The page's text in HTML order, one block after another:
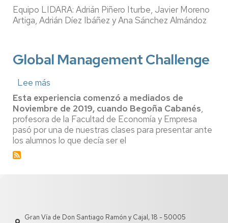
Equipo LIDARA: Adrián Piñero Iturbe, Javier Moreno
Artiga, Adrián Díez Ibáñez y Ana Sánchez Almándoz
Global Management Challenge
Lee más
Global
Management
Challenge
Esta experiencia comenzó a mediados de
Noviembre de 2019, cuando Begoña Cabanés,
profesora de la Facultad de Economía y Empresa
pasó por una de nuestras clases para presentar ante
los alumnos lo que decía ser el
Gran Vía de Don Santiago Ramón y Cajal, 18 - 50005